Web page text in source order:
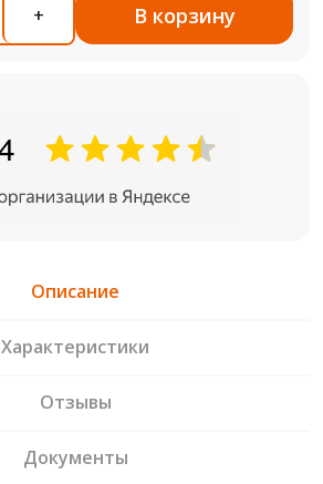
+ В корзину
Описание
Характеристики
Отзывы
Документы